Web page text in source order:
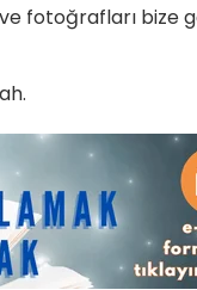
fotoğrafları bize